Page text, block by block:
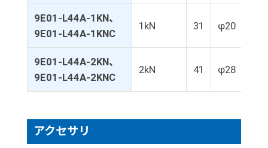
9E01-L44A-1KN、
9E01-L44A-1KNC
1kN 31 φ20
9E01-L44A-2KN、
9E01-L44A-2KNC
2kN 41 φ28
アクセサリ